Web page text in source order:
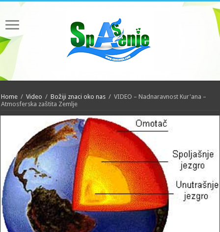
Home / Video / Božiji znaci oko nas / VIDEO – Nadnaravnost Kur'ana –
Atmosferska zaštita Zemlje